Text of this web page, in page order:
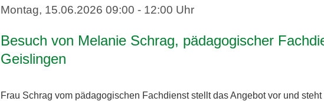
Montag, 15.06.2026 09:00 - 12:00 Uhr
Besuch von Melanie Schrag, pädagogischer
Geislingen
Frau Schrag vom pädagogischen Fachdienst stellt das Angebot vor und